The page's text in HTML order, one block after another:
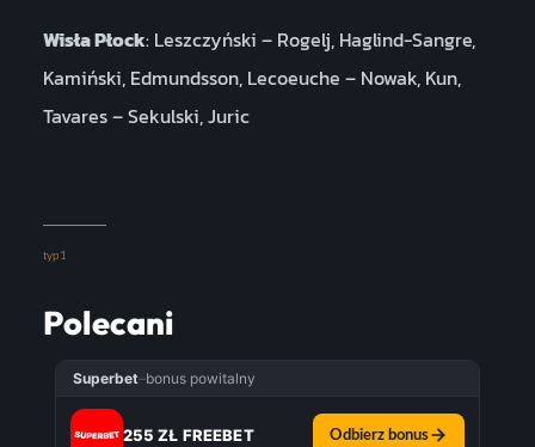
Wisła Płock: Leszczyński – Rogelj, Haglind-Sangre,
Kamiński, Edmundsson, Lecoeuche – Nowak, Kun,
Tavares – Sekulski, Juric
typ1
Polecani
Superbet–bonus powitalny
255 ZŁ FREEBET Odbierz bonus